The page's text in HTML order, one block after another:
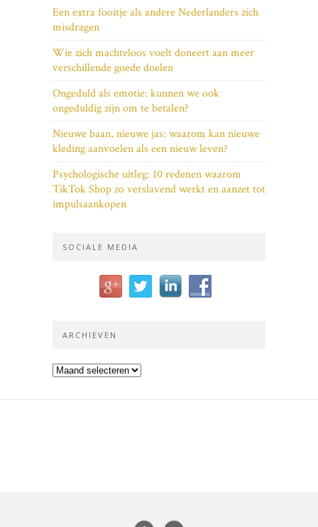
Een extra fooitje als andere Nederlanders zich
misdragen
Wie zich machteloos voelt doneert aan meer
verschillende goede doelen
Ongeduld als emotie: kunnen we ook
ongeduldig zijn om te betalen?
Nieuwe baan, nieuwe jas: waarom kan nieuwe
kleding aanvoelen als een nieuw leven?
Psychologische uitleg: 10 redenen waarom
TikTok Shop zo verslavend werkt en aanzet tot
impulsaankopen
SOCIALE MEDIA
ARCHIEVEN
Archieven